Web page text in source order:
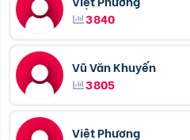
3840
Vũ Văn Khuyến
3805
Việt Phương